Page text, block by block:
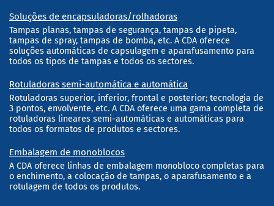
Soluções de encapsuladoras/rolhadoras
Tampas planas, tampas de segurança, tampas de pipeta,
tampas de spray, tampas de bomba, etc. A CDA oferece
soluções automáticas de capsulagem e aparafusamento para
todos os tipos de tampas e todos os sectores.
Rotuladoras semi-automática e automática
Rotuladoras superior, inferior, frontal e posterior; tecnologia de
3 pontos, envolvente, etc. A CDA oferece uma gama completa de
rotuladoras lineares semi-automáticas e automáticas para
todos os formatos de produtos e sectores.
Embalagem de monoblocos
A CDA oferece linhas de embalagem monobloco completas para
o enchimento, a colocação de tampas, o aparafusamento e a
rotulagem de todos os produtos.